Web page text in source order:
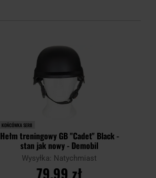
KOŃCÓWKA SERII
Hełm treningowy GB "Cadet" Black -
stan jak nowy - Demobil
Wysyłka: Natychmiast
79,99 zł